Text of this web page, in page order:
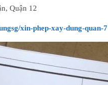
Quận 12
xin-phep-xay-dung-quan-7